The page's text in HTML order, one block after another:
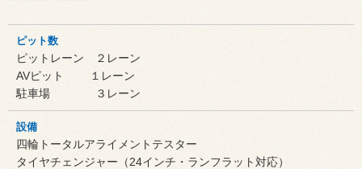
ピット数
ピットレーン ２レーン
AVピット １レーン
駐車場 ３レーン
設備
四輪トータルアライメントテスター
タイヤチェンジャー（24インチ・ランフラット対応）